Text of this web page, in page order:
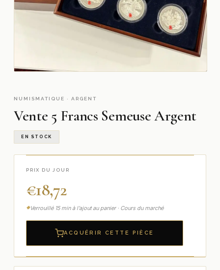
NUMISMATIQUE · ARGENT
Vente 5 Francs Semeuse Argent
EN STOCK
PRIX DU JOUR
€18,72
Verrouillé 15 min à l’ajout au panier · Cours du marché
ACQUÉRIR CETTE PIÈCE